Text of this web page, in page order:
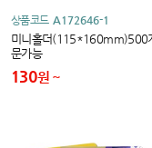
상품코드 A172646-1
미니홀더(115*160mm)500
문가능
130원